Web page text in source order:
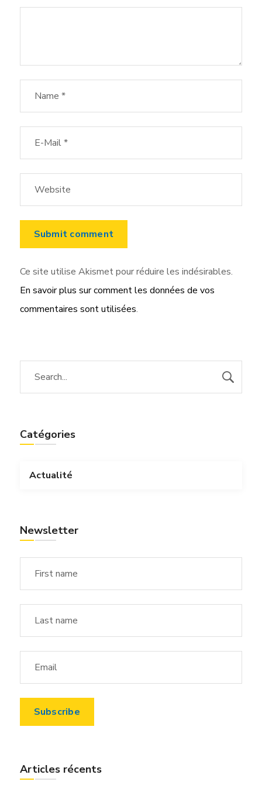
Ce site utilise Akismet pour réduire les indésirables.
En savoir plus sur comment les données de vos
commentaires sont utilisées.
Catégories
Actualité
Newsletter
Articles récents